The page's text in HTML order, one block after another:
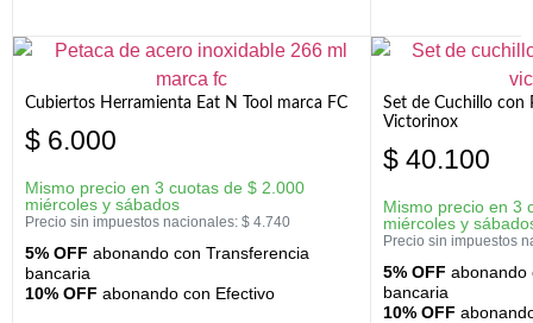
Cubiertos Herramienta Eat N Tool marca FC
$ 6.000
Mismo precio en 3 cuotas de $ 2.000
miércoles y sábados
Precio sin impuestos nacionales: $ 4.740
5% OFF abonando con Transferencia
bancaria
10% OFF abonando con Efectivo
Set de Cuchillo con
Victorinox
$ 40.100
Mismo precio en 3
miércoles y
Precio sin impuestos
5% OFF abonando
bancaria
10% OFF